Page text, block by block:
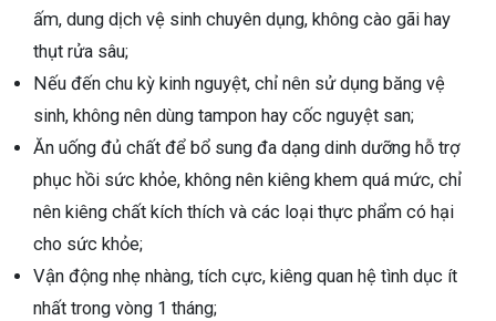
ấm, dung dịch vệ sinh chuyên dụng, không cào gãi hay
thụt rửa sâu;
Nếu đến chu kỳ kinh nguyệt, chỉ nên sử dụng băng vệ
sinh, không nên dùng tampon hay cốc nguyệt san;
Ăn uống đủ chất để bổ sung đa dạng dinh dưỡng hỗ trợ
phục hồi sức khỏe, không nên kiêng khem quá mức, chỉ
nên kiêng chất kích thích và các loại thực phẩm có hại
cho sức khỏe;
Vận động nhẹ nhàng, tích cực, kiêng quan hệ tình dục ít
nhất trong vòng 1 tháng;